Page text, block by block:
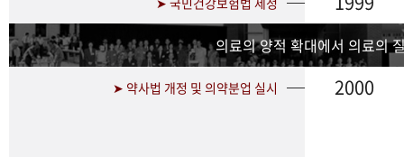
의료의 양적 확대에서 의료의
➤ 약사법 개정 및 의약분업 실시 2000